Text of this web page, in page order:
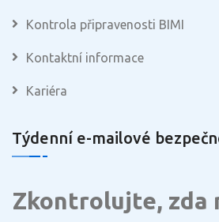
Kontrola připravenosti BIMI
Kontaktní informace
Kariéra
Týdenní e-mailové
Zkontrolujte, zda